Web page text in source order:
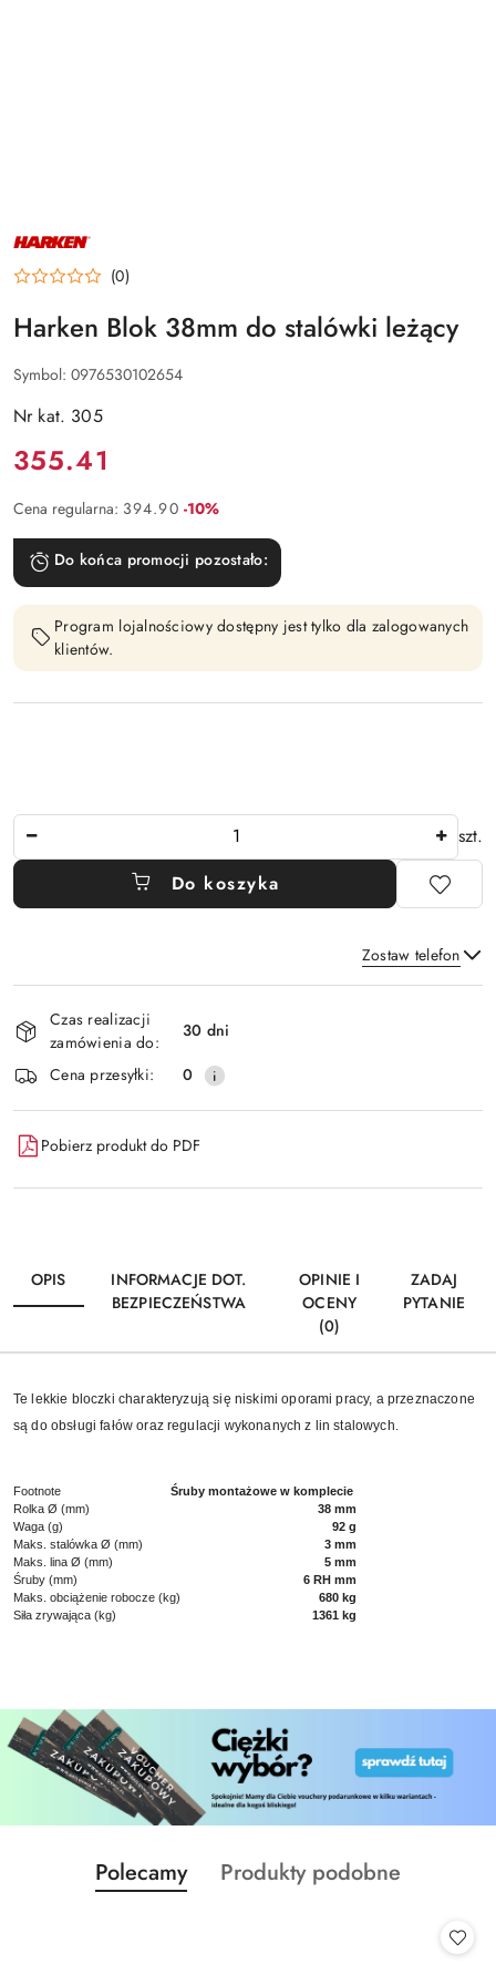
NAZWA
PRODUCENTA:
HARKEN (0)
Harken Blok 38mm do stalówki leżący
Symbol: 0976530102654
Nr kat. 305
Cena:
355.41
Cena regularna: 394.90 Rabat:
-10%
Do końca promocji pozostało:
Program lojalnościowy dostępny jest tylko dla zalogowanych
klientów.
szt.
Do koszyka
Zostaw telefon
Dostępność
i
dostawa
Czas realizacji
zamówienia do:
30 dni
Cena przesyłki:
0
Pobierz produkt do PDF
OPIS
INFORMACJE DOT.
BEZPIECZEŃSTWA
OPINIE I
OCENY
(0)
ZADAJ
PYTANIE
Te lekkie bloczki charakteryzują się niskimi oporami pracy, a przeznaczone
są do obsługi fałów oraz regulacji wykonanych z lin stalowych.
Footnote
Śruby montażowe w komplecie
Rolka Ø (mm)
38 mm
Waga (g)
92 g
Maks. stalówka Ø (mm)
3 mm
Maks. lina Ø (mm)
5 mm
Śruby (mm)
6 RH mm
Maks. obciążenie robocze (kg)
680 kg
Siła zrywająca (kg)
1361 kg
Pomiń karuzelę produktów
Produkty
o
Polecamy
Produkty
Produkty podobne